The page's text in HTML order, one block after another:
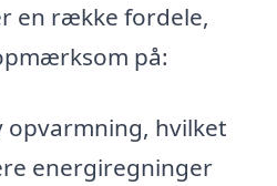
en række fordele,
på:
opvarmning, hvilket
energiregninger